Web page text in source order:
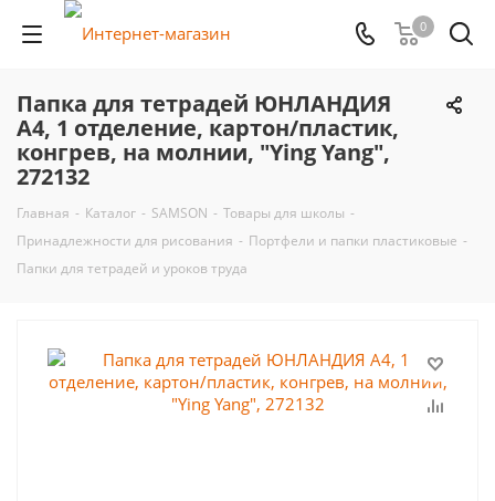
0
Папка для тетрадей ЮНЛАНДИЯ
А4, 1 отделение, картон/пластик,
конгрев, на молнии, "Ying Yang",
272132
Главная - Каталог - SAMSON - Товары для школы -
Принадлежности для рисования - Портфели и папки пластиковые -
Папки для тетрадей и уроков труда